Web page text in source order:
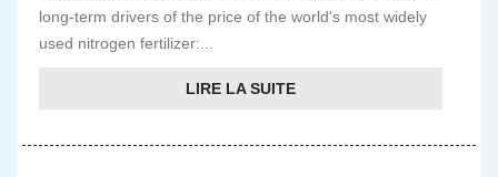
long-term drivers of the price of the world's most widely
used nitrogen fertilizer:...
LIRE LA SUITE